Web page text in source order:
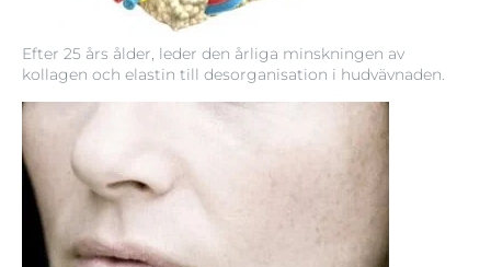
Efter 25 års ålder, leder den årliga minskningen av
kollagen och elastin till desorganisation i hudvävnaden.